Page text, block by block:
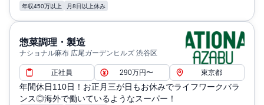
年収450万以上 月8日以上休み
惣菜調理・製造
ナショナル麻布 広尾ガーデンヒルズ 渋谷区
正社員 290万円〜 東京都
年間休日110日！お正月三が日もお休みでライフワークバラ
ンス◎海外で働いているようなスーパー！